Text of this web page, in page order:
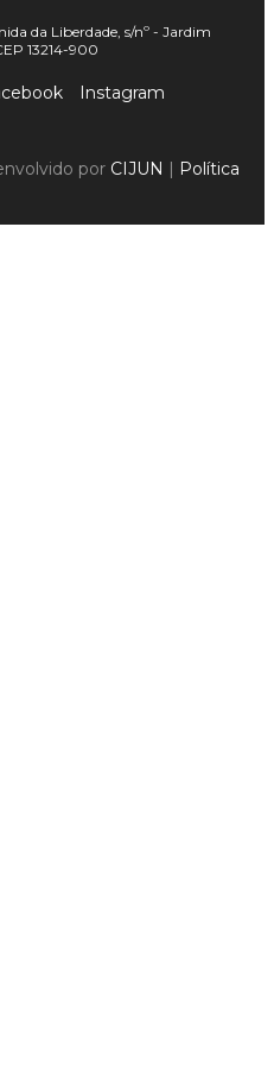
da Liberdade, s/nº - Jardim
13214-900
Instagram
por CIJUN | Política